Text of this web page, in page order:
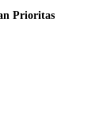
Prioritas